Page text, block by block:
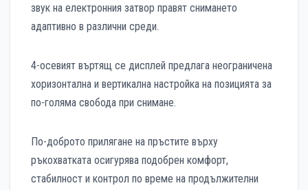
звук на електронния затвор правят снимането
адаптивно в различни среди.
4-осевият въртящ се дисплей предлага неограничена
хоризонтална и вертикална настройка на позицията за
по-голяма свобода при снимане.
По-доброто прилягане на пръстите върху
ръкохватката осигурява подобрен комфорт,
стабилност и контрол по време на продължителни